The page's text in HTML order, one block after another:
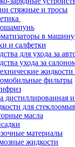
стяжные и тросы
в машину
и салфетки
для ухода за
ухода за
жидкости
фильтры
дистиллированная
для
масла
материалы
жидкости